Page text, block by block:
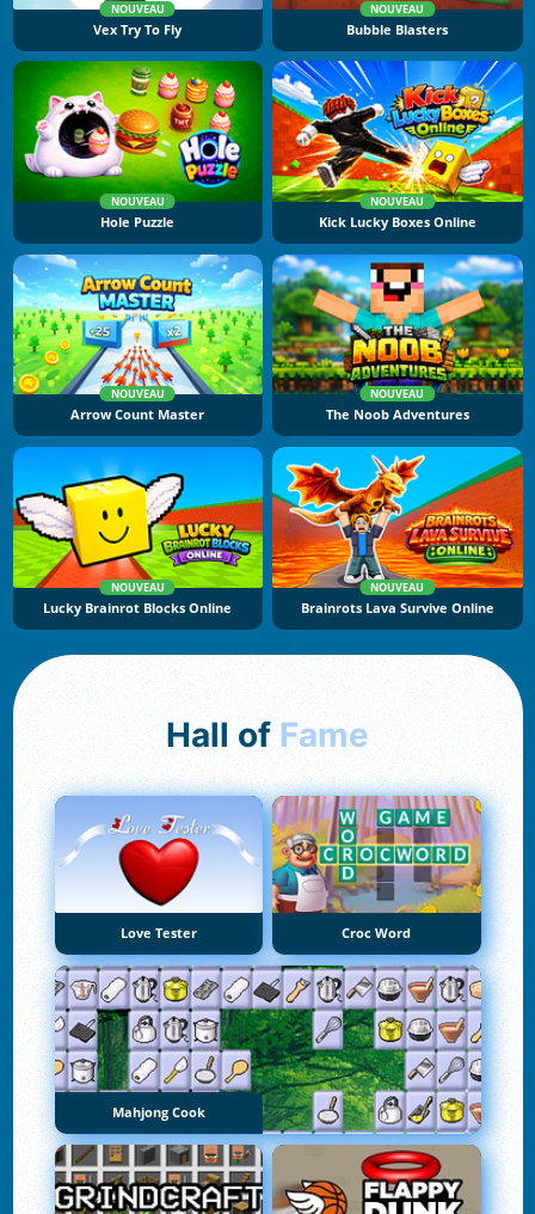
NOUVEAU
Vex Try To Fly
NOUVEAU
Bubble Blasters
NOUVEAU
Hole Puzzle
NOUVEAU
Kick Lucky Boxes Online
NOUVEAU
Arrow Count Master
NOUVEAU
The Noob Adventures
NOUVEAU
Lucky Brainrot Blocks Online
NOUVEAU
Brainrots Lava Survive Online
Hall of Fame
Love Tester Croc Word
Mahjong Cook